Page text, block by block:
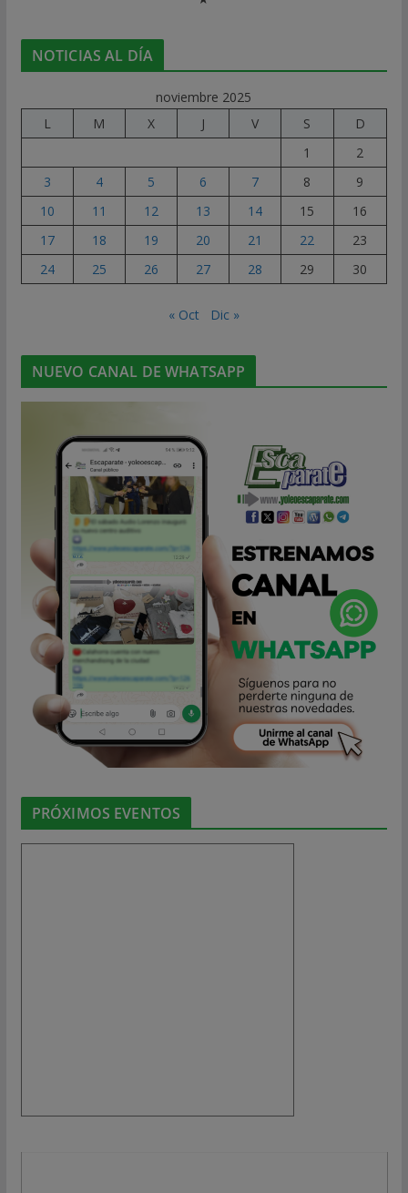
NOTICIAS AL DÍA
noviembre 2025
L
M X J V S
D
1
2
3
4 5 6 7 8
9
10
11 12 13 14 15
16
17
18 19 20 21 22
23
24
25 26 27 28 29 30
« Oct Dic »
NUEVO CANAL DE WHATSAPP
PRÓXIMOS EVENTOS